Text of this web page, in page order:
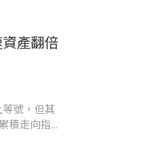
產翻倍
號，但其
積走向指
行更大規